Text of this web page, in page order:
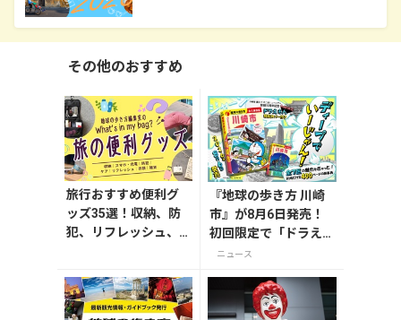
その他のおすすめ
旅行おすすめ便利グ
ッズ35選！収納、防
犯、リフレッシュ、
物】
『地球の歩き方 川崎
市』が8月6日発売！
初回限定で「ドラえも
ん」描き下ろし特別カ
ニュース